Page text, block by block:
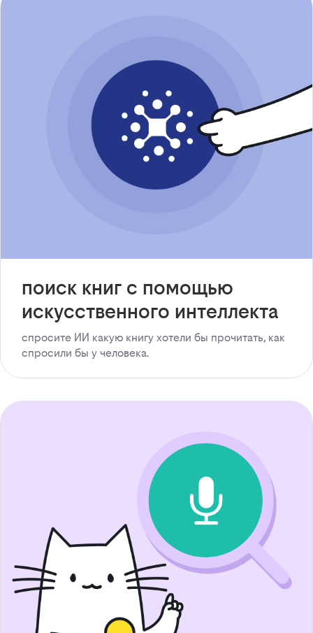
поиск книг с помощью
искусственного интеллекта
спросите ИИ какую книгу хотели бы прочитать, как
спросили бы у человека.